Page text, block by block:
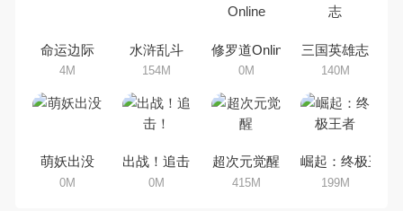
乐途下载站小编芒果味的怪咖给大
集，欢迎大家前来选择下载体验
命运边际
4M
水浒乱斗
154M
修罗道Online
0M
三国英雄志
140M
萌妖出没
0M
出战！追击！
0M
超次元觉醒
415M
崛起：终极王者
199M